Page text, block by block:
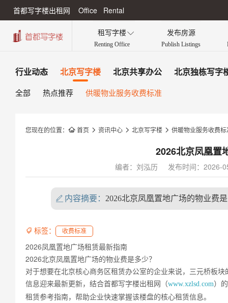
首都写字楼出租网 Office Rental
租写字楼
Renting Office
 发布房源
Publish Listings
行业动态 北京写字楼 北京共享办公 北京独栋写字
全部 热点推荐 供暖物业服务收费标准
您现在的位置：  首页  资讯中心  北京写字楼  供暖物业服务收费标
2026北京凤凰置
编者：刘泓历 发布时间：2026-
 内容摘要： 2026北京凤凰置地广场的物业费
 标签： 收费标准
2026凤凰置地广场租赁最新指南
2026北京凤凰置地广场的物业费是多少？
对于想要在北京核心商务区租赁办公室的企业来说，三元桥板
信息迎来最新更新，结合首都写字楼出租网（www.xzlsd.com）
租赁参考指南，帮助企业快速掌握该楼盘的核心租赁信息。